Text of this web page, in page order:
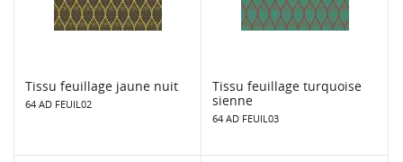
Tissu feuillage jaune nuit
64 AD FEUIL02
Tissu feuillage turquoise
sienne
64 AD FEUIL03